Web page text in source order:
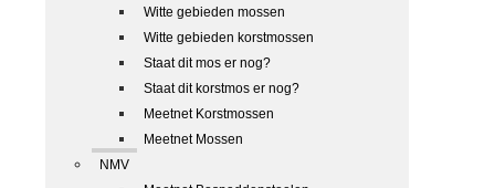
Witte gebieden mossen
Witte gebieden korstmossen
Staat dit mos er nog?
Staat dit korstmos er nog?
Meetnet Korstmossen
Meetnet Mossen
NMV